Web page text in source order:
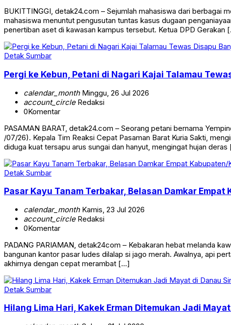
BUKITTINGGI, detak24.com – Sejumlah mahasiswa dari berbagai
mahasiswa menuntut pengusutan tuntas kasus dugaan
penertiban aset di kawasan kampus tersebut. Ketua DPD Gerakan
Detak Sumbar
Pergi ke Kebun, Petani di Nagari Kajai Talamau
calendar_monthMinggu, 26 Jul 2026
account_circleRedaksi
0Komentar
PASAMAN BARAT, detak24.com – Seorang petani bernama
/07/26). Kepala Tim Reaksi Cepat Pasaman Barat Kuria Sakti,
diduga kuat tersapu arus sungai dan hanyut, mengingat hujan
Detak Sumbar
Pasar Kayu Tanam Terbakar, Belasan Damkar
calendar_monthKamis, 23 Jul 2026
account_circleRedaksi
0Komentar
PADANG PARIAMAN, detak24com – Kebakaran hebat melanda
bangunan kantor pasar ludes dilalap si jago merah. Awalnya, api
akhirnya dengan cepat merambat […]
Detak Sumbar
Hilang Lima Hari, Kakek Erman Ditemukan Jadi